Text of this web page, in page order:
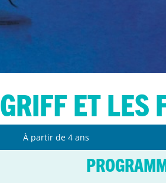
Griff et les
À partir de 4 ans